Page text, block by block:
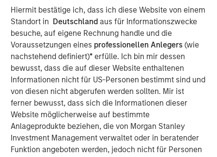
Hiermit bestätige ich, dass ich diese Website von einem
Standort in Deutschland aus für Informationszwecke
besuche, auf eigene Rechnung handle und die
Voraussetzungen eines professionellen Anlegers(wie
nachstehend definiert)* erfülle. Ich bin mir dessen
bewusst, dass die auf dieser Website enthaltenen
Informationen nicht für US-Personen bestimmt sind und
von diesen nicht abgerufen werden sollten. Mir ist
ferner bewusst, dass sich die Informationen dieser
Website möglicherweise auf bestimmte
Anlageprodukte beziehen, die von Morgan Stanley
Investment Management verwaltet oder in beratender
Funktion angeboten werden, jedoch nicht für Personen
Play
Video
Schwellenländeranleihen können substanzielle Erträge
und Diversifikation bieten, doch die Treiber der Rendite
unterscheiden sich erheblich zwischen den einzelnen
Ländern und Emittenten. Matt Murphy erläutert das
risikobewusste Anlageziel der Strategie und warum man
jetzt investieren sollte. Mehr dazu erfahren Sie in diesem
Video.